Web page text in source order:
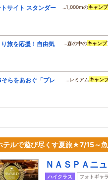
サイト スタンダー
…1,000mのキャンプ
旅を応援！自由気
…森の中のキャンプ
らをあおぐ「プレ
…レミアムキャン
テルで遊び尽くす夏旅★7/15～
ＮＡＳＰＡニ
ハイクラス フォトギャ